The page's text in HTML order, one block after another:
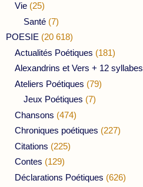
Vie (25)
Santé (7)
POESIE (20 618)
Actualités Poétiques (181)
Alexandrins et Vers + 12 syllabes
Ateliers Poétiques (79)
Jeux Poétiques (7)
Chansons (474)
Chroniques poétiques (227)
Citations (225)
Contes (129)
Déclarations Poétiques (626)